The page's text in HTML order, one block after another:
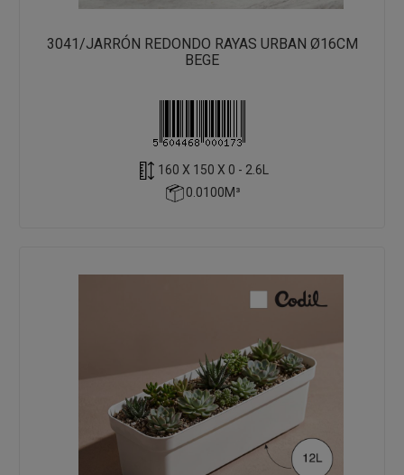
3041/JARRÓN REDONDO RAYAS URBAN Ø16CM
BEGE
160 X 150 X 0 - 2.6L
0.0100M³